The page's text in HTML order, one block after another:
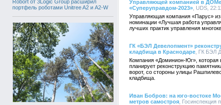
Robort от 3Logic Group расширил
портфель роботами Unitree A2 и A2-W
Управляющей компанией в ДОМе
«Суперуправдом-2023» , UDS,
Управляющая компания «Парус» из
номинации «Лучшая работа
лучших практик управления
ГК «БЭЛ Девелопмент»
кладбища в Краснодаре , ГК БЭЛ
Компания «Доминион-Юг», которая
планирует реконструкцию
ворот, со стороны улицы
кладбища.
Иван Бобров: на юго-востоке
метров самостроя ,